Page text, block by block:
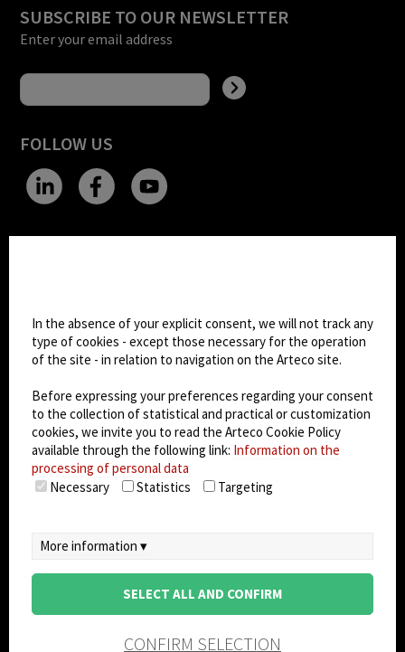
SUBSCRIBE TO OUR NEWSLETTER
Enter your email address
FOLLOW US
Dark Mode
© 2026Arteco srl - Società soggetta a direzione
socio unico)
Partita IVA: 02814270399 - Sede Legale: Via Pana
180, 48018 Faenza (RA) Italy - REA: RA - 261533 -
Capitale sociale sottoscritto: €100.000,00
privacy-cookie policy- EULA/DPA
In the absence of your explicit consent, we will not track any
type of cookies - except those necessary for the operation
of the site - in relation to navigation on the Arteco site.
Before expressing your preferences regarding your consent
to the collection of statistical and practical or customization
cookies, we invite you to read the Arteco Cookie Policy
available through the following link: Information on the
processing of personal data
Necessary
Statistics Targeting
More information ▾
SELECT ALL AND CONFIRM
CONFIRM SELECTION